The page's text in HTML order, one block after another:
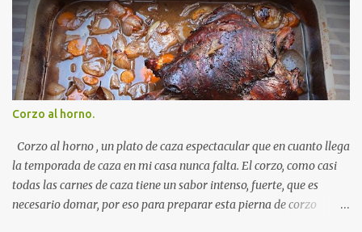
INGREDIENTES para un Pan Casero: 850 Gr de Harina . 550 Gr de
Agua . Levadura de panadería, más o menos 50 Gr. ( preguntad en
la panadería que hay levaduras más potentes) Una cucharadita de
sal . RECETA para un Pan Casero: Mezclamos la harina con la sal y
la volcamos sobre una mesa plana ( para amasar ) Disolvemos la
levadura en el agua y poco a poco la agregamos a la harina (ya
mezclados y la masa ya no se nos pegue a los dedos amasamos
durante 10 minu...
Corzo al horno.
Corzo al horno , un plato de caza espectacular que en cuanto llega
la temporada de caza en mi casa nunca falta. El corzo, como casi
todas las carnes de caza tiene un sabor intenso, fuerte, que es
necesario domar, por eso para preparar esta pierna de corzo